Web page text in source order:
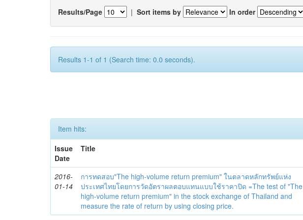
Results/Page | Sort items by In order
Results 1-1 of 1 (Search time: 0.0 seconds).
Item hits:
Issue
Date
Title
2016-
01-14
การทดสอบ"The high-volume return premium" ในตลาดหลักทรัพย์แห่ง
ประเทศไทยโดยการวัดอัตราผลตอบแทนแบบใช้ราคาปิด =The test of "The
high-volume return premium" in the stock exchange of Thailand and
measure the rate of return by using closing price.